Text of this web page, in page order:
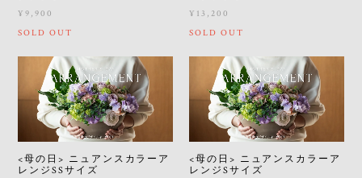
¥9,900
SOLD OUT
¥13,200
SOLD OUT
<母の日> ニュアンスカラーア
レンジSSサイズ
<母の日> ニュアンスカラーア
レンジSサイズ